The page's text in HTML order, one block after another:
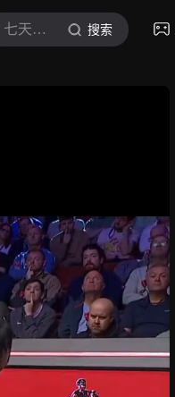
七天体育啊 搜索